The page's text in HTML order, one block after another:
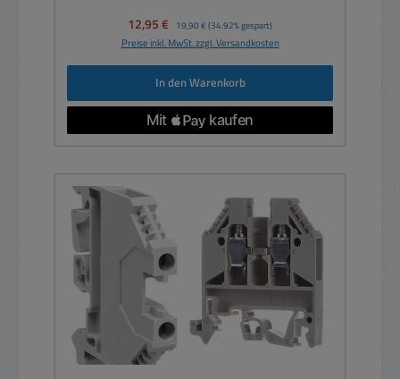
Verkaufspreis:
12,95 € Regulärer Preis:
19,90 € (34.92% gespart)
Preise inkl. MwSt. zzgl. Versandkosten
In den Warenkorb